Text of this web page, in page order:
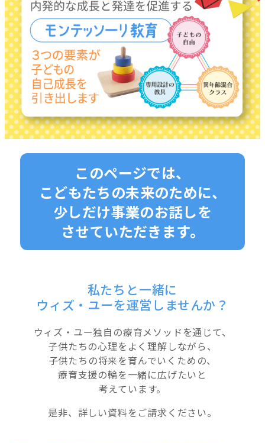
このページでは、
こどもたちの未来のために、
少しだけ事業のお話しを
させていただきます。
私たちと一緒に
ウィズ・ユーを運営しませんか？
ウィズ・ユー独自の療育メソッドを通じて、
子供たちの心理をよく理解しながら、
子供たちの将来を育んでいくための、
療育支援の輪を一緒に広げたいと
考えています。
是非、詳しい資料をご請求ください。